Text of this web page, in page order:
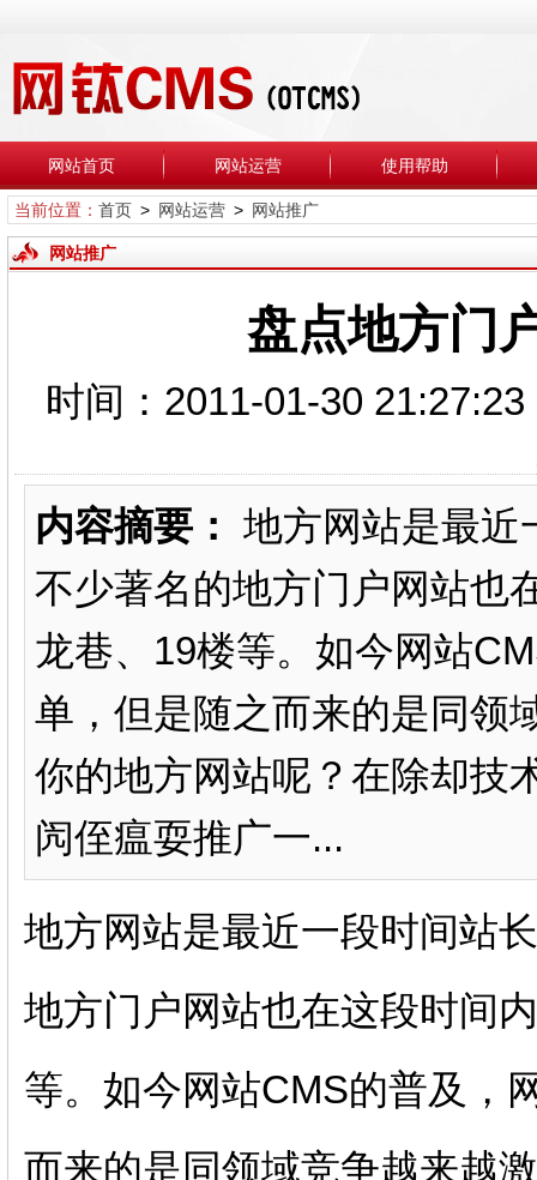
网站首页 网站运营 使用帮助
当前位置： 首页> 网站运营> 网站推广
网站推广
盘点地方门
时间：2011-01-30
内容摘要： 地方网站是最近
不少著名的地方门户网站也
龙巷、19楼等。如今网站
单，但是随之而来的是同领
你的地方网站呢？在除却技
闶侄瘟耍推广一...
地方网站是最近一段时间站
地方门户网站也在这段时间
等。如今网站CMS的普及，
而来的是同领域竞争越来越